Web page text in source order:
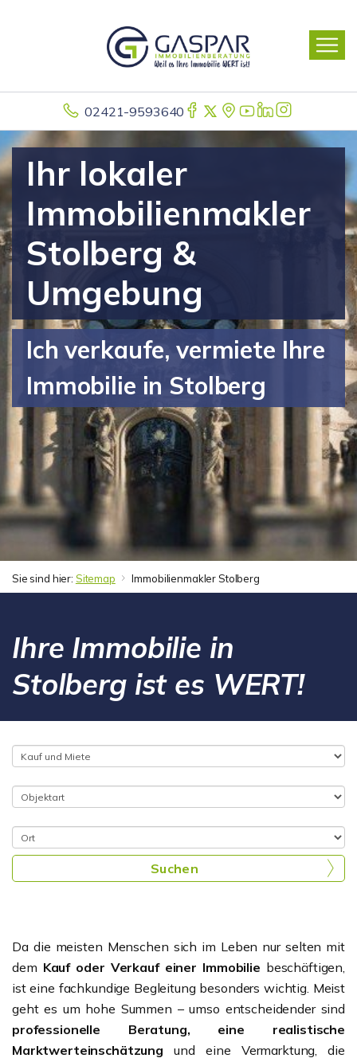
02421-9593640
Ihr lokaler
Immobilienmakler
Stolberg &
Umgebung
Ich verkaufe, vermiete Ihre
Immobilie in Stolberg
Sie sind hier: Sitemap Immobilienmakler Stolberg
Ihre Immobilie in
Stolberg ist es WERT!
Suchen
Da die meisten Menschen sich im Leben nur selten mit
dem Kauf oder Verkauf einer Immobilie beschäftigen,
ist eine fachkundige Begleitung besonders wichtig. Meist
geht es um hohe Summen – umso entscheidender sind
professionelle Beratung, eine realistische
Marktwerteinschätzung und eine Vermarktung, die